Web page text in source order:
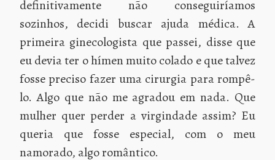
definitivamente não conseguiríamos
sozinhos, decidi buscar ajuda médica. A
primeira ginecologista que passei, disse que
eu devia ter o hímen muito colado e que talvez
fosse preciso fazer uma cirurgia para rompê-
lo. Algo que não me agradou em nada. Que
mulher quer perder a virgindade assim? Eu
queria que fosse especial, com o meu
namorado, algo romântico.